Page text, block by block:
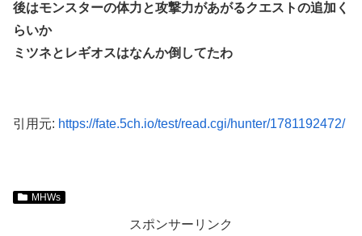
後はモンスターの体力と攻撃力があがるクエストの追加く
らいか
ミツネとレギオスはなんか倒してたわ
引用元: https://fate.5ch.io/test/read.cgi/hunter/1781192472/
MHWs
スポンサーリンク